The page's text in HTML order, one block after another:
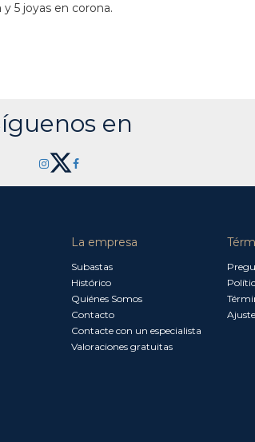
y 5 joyas en corona.
en
La empresa
Subastas
Histórico
Quiénes Somos
Contacto
Contacte con un especialista
Valoraciones gratuitas